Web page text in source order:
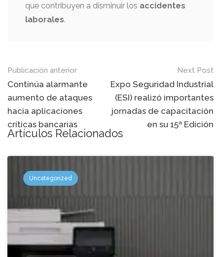
que contribuyen a disminuir los accidentes
laborales.
Mensaje
de
navegación
Publicación anterior
Continúa alarmante
aumento de ataques
hacia aplicaciones
críticas bancarias
Next Post
Expo Seguridad Industrial
(ESI) realizó importantes
jornadas de capacitación
en su 15ª Edición
Artículos Relacionados
Uncategorized